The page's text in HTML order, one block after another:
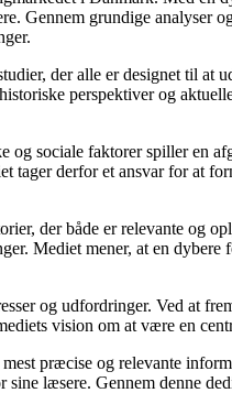
Gennem grundige
der alle er designet til
perspektiver og
sociale faktorer spiller en
derfor et ansvar for at
der både er relevante og
Mediet mener, at en
og udfordringer. Ved at
vision om at være en
præcise og relevante
sine læsere. Gennem denne